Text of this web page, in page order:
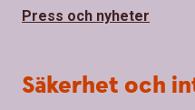
Press och nyheter
Säkerhet och